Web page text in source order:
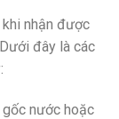
nhận được
đây là các
nước hoặc